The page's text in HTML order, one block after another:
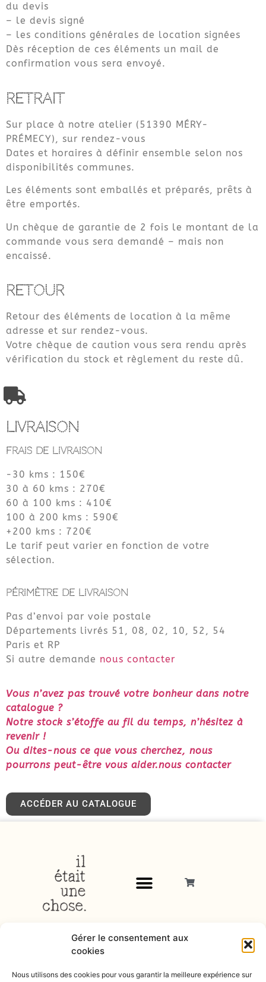
Gérer le consentement aux
cookies
Nous utilisons des cookies pour vous garantir la meilleure expérience sur
du devis
– le devis signé
– les conditions générales de location signées
Dès réception de ces éléments un mail de
confirmation vous sera envoyé.
RETRAIT
Sur place à notre atelier (51390 MÉRY-
PRÉMECY), sur rendez-vous
Dates et horaires à définir ensemble selon nos
disponibilités communes.
Les éléments sont emballés et préparés, prêts à
être emportés.
Un chèque de garantie de 2 fois le montant de la
commande vous sera demandé – mais non
encaissé.
RETOUR
Retour des éléments de location à la même
adresse et sur rendez-vous.
Votre chèque de caution vous sera rendu après
vérification du stock et règlement du reste dû.
LIVRAISON
FRAIS DE LIVRAISON
-30 kms : 150€
30 à 60 kms : 270€
60 à 100 kms : 410€
100 à 200 kms : 590€
+200 kms : 720€
Le tarif peut varier en fonction de votre
sélection.
PÉRIMÈTRE DE LIVRAISON
Pas d’envoi par voie postale
Départements livrés 51, 08, 02, 10, 52, 54
Paris et RP
Si autre demande nous contacter
Vous n’avez pas trouvé votre bonheur dans notre
catalogue ?
Notre stock s’étoffe au fil du temps, n’hésitez à
revenir !
Ou dites-nous ce que vous cherchez, nous
pourrons peut-être vous aider.nous contacter
ACCÉDER AU CATALOGUE